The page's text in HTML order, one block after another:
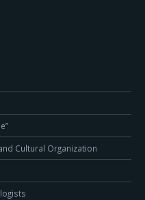
Cultural Organization